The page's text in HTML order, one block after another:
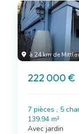
à 24 km de
222 000 €
7 pièces , 5
139.94 m²
Avec jardin